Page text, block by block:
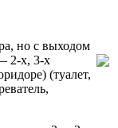
но с выходом
2-х, 3-х
(туалет,